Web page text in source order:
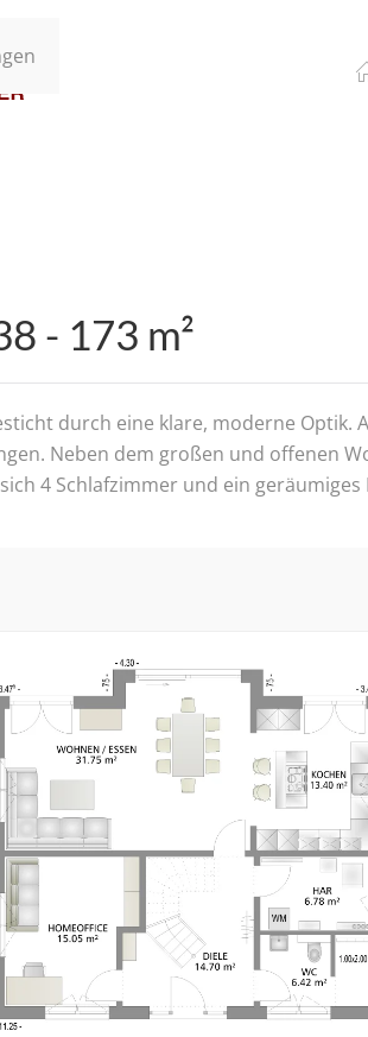
- 173 m²
durch eine klare, moderne Optik.
Neben dem großen und offenen
4 Schlafzimmer und ein